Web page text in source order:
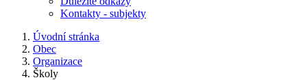
Kontakty - subjekty
Úvodní stránka
Obec
Organizace
Školy